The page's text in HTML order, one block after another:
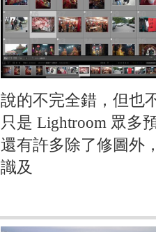
說的不完全錯，但也
只是 Lightroom 眾多
還有許多除了修圖外
識及